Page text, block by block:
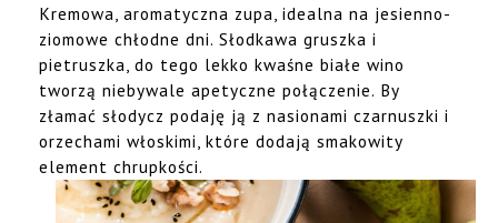
Kremowa, aromatyczna zupa, idealna na jesienno-
ziomowe chłodne dni. Słodkawa gruszka i
pietruszka, do tego lekko kwaśne białe wino
tworzą niebywale apetyczne połączenie. By
złamać słodycz podaję ją z nasionami czarnuszki i
orzechami włoskimi, które dodają smakowity
element chrupkości.